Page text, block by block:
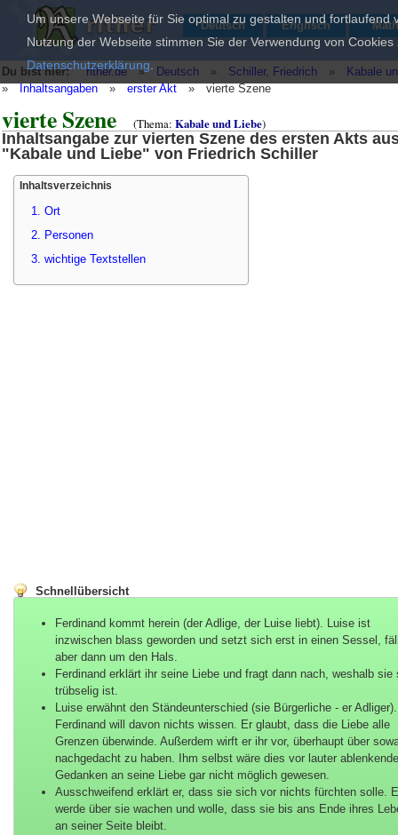
Deutsch Englisch
Du bist hier: rither.de » Deutsch » Schiller, Friedrich »
Kabale
»
Inhaltsangaben » erster Akt » vierte Szene
vierte Szene (Thema: Kabale und Liebe)
Inhaltsangabe zur vierten Szene des ersten Akts
"Kabale und Liebe" von Friedrich Schiller
Inhaltsverzeichnis
1. Ort
2. Personen
3. wichtige Textstellen
Schnellübersicht
Ferdinand kommt herein (der Adlige, der Luise liebt). Luise ist
inzwischen blass geworden und setzt sich erst in einen Sessel,
aber dann um den Hals.
Ferdinand erklärt ihr seine Liebe und fragt dann nach, weshalb sie
trübselig ist.
Luise erwähnt den Ständeunterschied (sie Bürgerliche - er Adliger).
Ferdinand will davon nichts wissen. Er glaubt, dass die Liebe alle
Grenzen überwinde. Außerdem wirft er ihr vor, überhaupt über
nachgedacht zu haben. Ihm selbst wäre dies vor lauter
Gedanken an seine Liebe gar nicht möglich gewesen.
Ausschweifend erklärt er, dass sie sich vor nichts fürchten solle.
werde über sie wachen und wolle, dass sie bis ans Ende ihres
an seiner Seite bleibt.
Um unsere Webseite für Sie optimal zu gestalten und
Nutzung der Webseite stimmen Sie der Verwendung von
Datenschutzerklärung.